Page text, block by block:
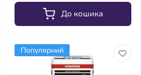
До кошика
Популярний